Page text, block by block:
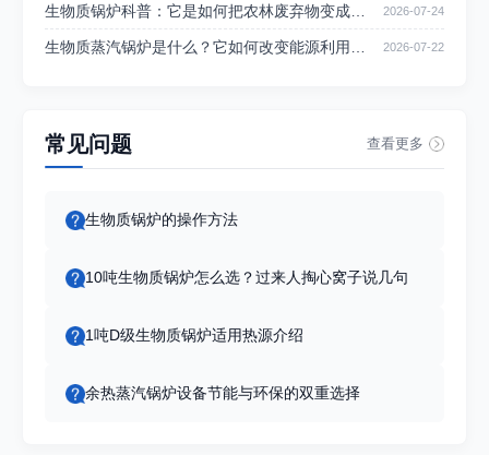
生物质锅炉科普：它是如何把农林废弃物变成清
洁能源的？
2026-07-24
生物质蒸汽锅炉是什么？它如何改变能源利用方
2026-07-22
常见问题 查看更多
生物质锅炉的操作方法
10吨生物质锅炉怎么选？过来人掏心窝子说几句
1吨D级生物质锅炉适用热源介绍
余热蒸汽锅炉设备节能与环保的双重选择